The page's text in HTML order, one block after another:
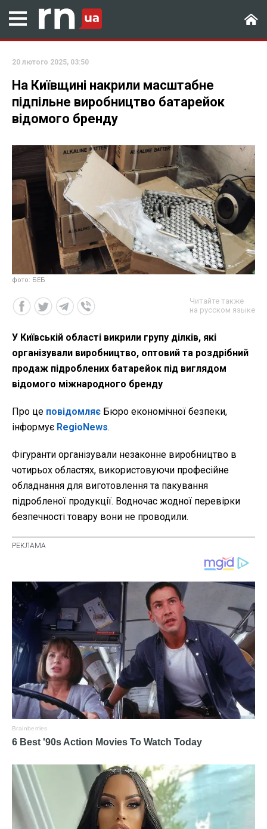
20 лютого 2025, 03:50
На Київщині накрили масштабне
підпільне виробництво батарейок
відомого бренду
фото: БЕБ
Читайте также
на русском языке
У Київській області викрили групу ділків, які
організували виробництво, оптовий та роздрібний
продаж підроблених батарейок під виглядом
відомого міжнародного бренду
Про це повідомляє Бюро економічної безпеки,
інформує RegioNews.
Фігуранти організували незаконне виробництво в
чотирьох областях, використовуючи професійне
обладнання для виготовлення та пакування
підробленої продукції. Водночас жодної перевірки
безпечності товару вони не проводили.